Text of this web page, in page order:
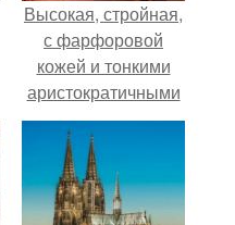
Высокая, стройная,
с фарфоровой
кожей и тонкими
аристократичными
чертами, эль
выглядит так, будто
сошла с полотна
художника.